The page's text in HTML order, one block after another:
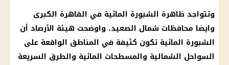
وتتواجد ظاهرة الشبورة المائية في القاهرة الكبرى
وايضا محافظات شمال الصعيد، واوضحت هيئة الأرصاد أن
الشبورة المائية تكون كثيفة في المناطق الواقعة على
السواحل الشمالية والمسطحات المائية والطرق السريعة